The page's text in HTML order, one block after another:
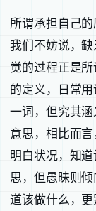
所谓承担自己的
我们不妨说，缺
觉的过程正是
的定义，日常
一词，但究其
意思，相比而
明白状况，知
思，但愚昧则
道该做什么，更